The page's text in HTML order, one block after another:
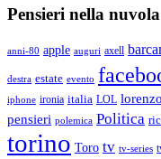
Pensieri nella nuvola
anni-80 apple auguri axell
destra estate evento
iphone ironia italia LOL lorenzo
pensieri polemica Politica
torino Toro tv tv-series